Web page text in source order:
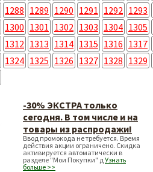
1288 1289 1290 1291 1292 1293
1300 1301 1302 1303 1304 1305
1312 1313 1314 1315 1316 1317
1324 1325 1326 1327 1328 1329
-30% ЭКСТРА только
сегодня. В том числе и на
товары из распродажи!
Ввод промокода не требуется. Время
действия акции ограничено. Скидка
активируется автоматически в
разделе "Мои Покупки" дУзнать
больше >>